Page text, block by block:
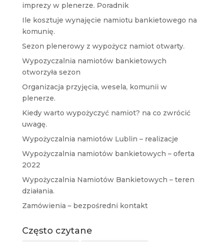
imprezy w plenerze. Poradnik
Ile kosztuje wynajęcie namiotu bankietowego na
komunię.
Sezon plenerowy z wypożycz namiot otwarty.
Wypozyczalnia namiotów bankietowych
otworzyła sezon
Organizacja przyjęcia, wesela, komunii w
plenerze.
Kiedy warto wypożyczyć namiot? na co zwrócić
uwagę.
Wypożyczalnia namiotów Lublin – realizacje
Wypożyczalnia namiotów bankietowych – oferta
2022
Wypożyczalnia Namiotów Bankietowych – teren
działania.
Zamówienia – bezpośredni kontakt
Często czytane